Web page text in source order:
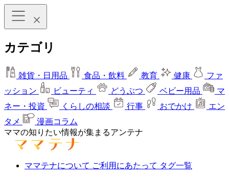
カテゴリ
雑貨・日用品 食品・飲料 教育 健康
ファ
ッション
ビューティ どうぶつ ベビー用品
マ
ネー・投資
くらしの相談 行事 おでかけ
エン
タメ
漫画コラム
ママの知りたい情報が集まるアンテナ
ママテナについて ご利用にあたって タグ一覧